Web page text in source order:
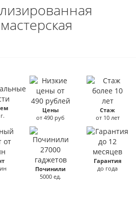
Цены
от 490 руб
Стаж
от 10 лет
Починили
5000 ед.
Гарантия
до года